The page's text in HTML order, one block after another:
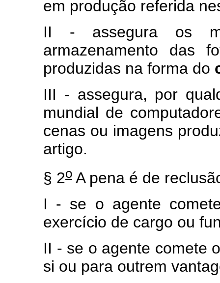
em produção referida
II - assegura os
armazenamento das
produzidas na forma do
III - assegura, por
mundial de
cenas ou imagens
artigo.
§ 2o A pena é de
I - se o agente
exercício de cargo ou
II - se o agente comete
si ou para outrem